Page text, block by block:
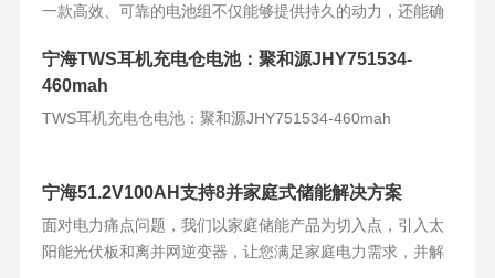
一款高效、可靠的电池组不仅能够提供持久的动力，还能确
宁海TWS耳机充电仓电池：聚和源JHY751534-
460mah
TWS耳机充电仓电池：聚和源JHY751534-460mah
宁海51.2V100AH支持8并家庭式储能解决方案
面对电力痛点问题，我们以家庭储能产品为切入点，引入太
阳能光伏板和离并网逆变器，让您满足家庭电力需求，并解